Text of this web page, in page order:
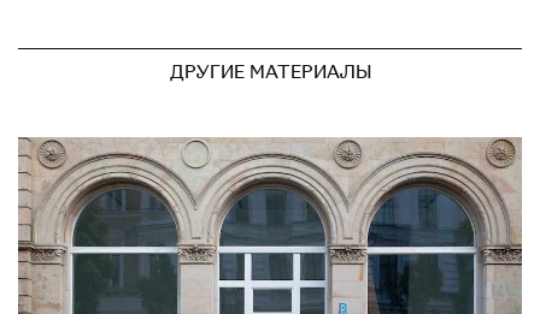
ДРУГИЕ МАТЕРИАЛЫ